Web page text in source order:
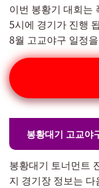
이번 봉황기 대회는
5시에 경기가 진행
8월 고교야구 일정
봉황대기 고교야
봉황대기 토너먼트
지 경기장 정보는